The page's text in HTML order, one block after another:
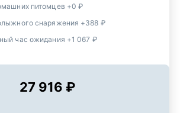
питомцев +0 ₽
снаряжения +388 ₽
час ожидания +1 067 ₽
27 916 ₽